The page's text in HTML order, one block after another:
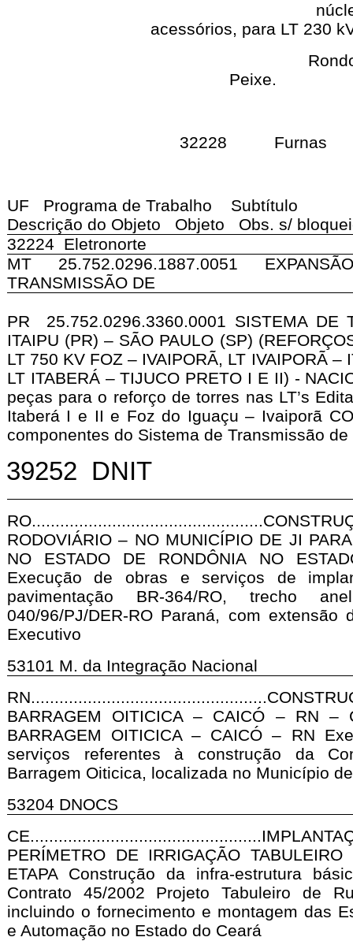
UF Programa de Trabalho Subtítulo
Descrição do Objeto Objeto Obs. s/
32224 Eletronorte
MT 25.752.0296.1887.0051
TRANSMISSÃO DE
núcleo de 24
acessórios, para LT 230
Rondonópolis-
Peixe.
32228 Furnas
PR 25.752.0296.3360.0001 SISTEMA DE
ITAIPU (PR) – SÃO PAULO (SP)
LT 750 KV FOZ – IVAIPORÃ, LT IVAIPORÃ –
LT ITABERÁ – TIJUCO PRETO I E II) -
peças para o reforço de torres nas LT’s
Itaberá I e II e Foz do Iguaçu – Ivaiporã
componentes do Sistema de Transmissão de
39252 DNIT
RODOVIÁRIO – NO MUNICÍPIO DE JI
NO ESTADO DE RONDÔNIA NO
Execução de obras e serviços de
pavimentação BR-364/RO, trecho
040/96/PJ/DER-RO Paraná, com extensão
Executivo
53101 M. da Integração Nacional
BARRAGEM OITICICA – CAICÓ – RN –
BARRAGEM OITICICA – CAICÓ – RN
serviços referentes à construção da
Barragem Oiticica, localizada no Município
53204 DNOCS
PERÍMETRO DE IRRIGAÇÃO
ETAPA Construção da infra-estrutura
Contrato 45/2002 Projeto Tabuleiro de
incluindo o fornecimento e montagem das
e Automação no Estado do Ceará